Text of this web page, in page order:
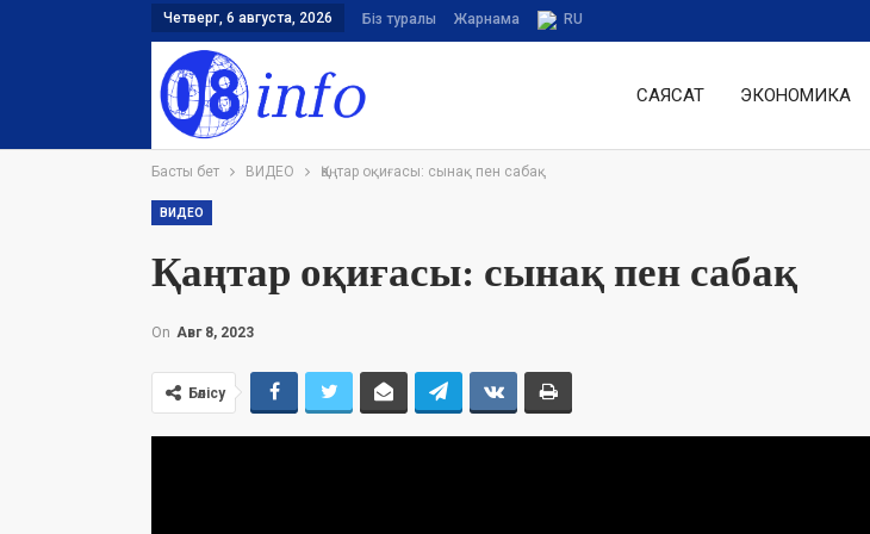
Четверг, 6 августа, 2026 Біз туралы Жарнама RU
САЯСАТ ЭКОНОМИКА
Басты бет ВИДЕО Қаңтар оқиғасы: сынақ пен сабақ
ВИДЕО
Қаңтар оқиғасы: сынақ пен сабақ
On Авг 8, 2023
Бөлісу